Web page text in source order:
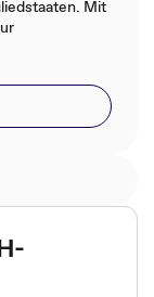
Mit